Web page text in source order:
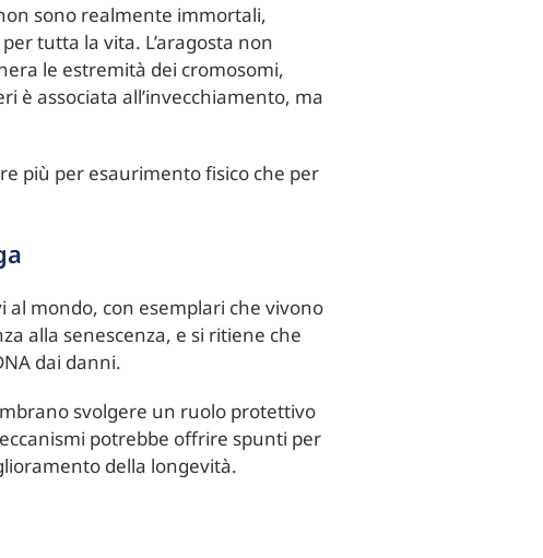
sono realmente immortali,
tutta la vita. L’aragosta non
le estremità dei cromosomi,
è associata all’invecchiamento, ma
più per esaurimento fisico che per
mondo, con esemplari che vivono
alla senescenza, e si ritiene che
dai danni.
svolgere un ruolo protettivo
potrebbe offrire spunti per
della longevità.